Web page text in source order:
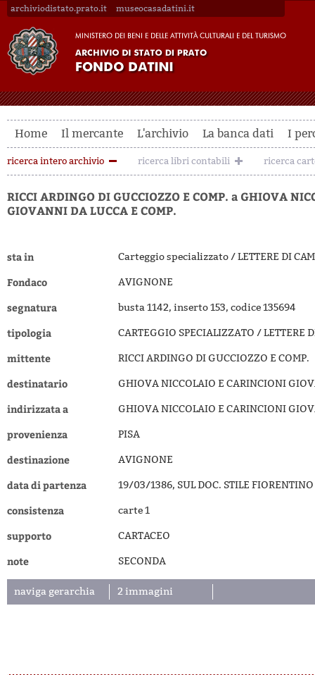
archiviodistato.prato.it museocasadatini.it
Home Il mercante L'archivio La banca dati I
ricerca intero archivio ricerca libri contabili ricerca
RICCI ARDINGO DI GUCCIOZZO E COMP. a GHIOVA
GIOVANNI DA LUCCA E COMP.
sta in Carteggio specializzato / LETTERE DI
Fondaco AVIGNONE
segnatura busta 1142, inserto 153, codice 135694
tipologia CARTEGGIO SPECIALIZZATO / LETTERE
mittente RICCI ARDINGO DI GUCCIOZZO E COMP.
destinatario GHIOVA NICCOLAIO E CARINCIONI
indirizzata a GHIOVA NICCOLAIO E CARINCIONI
provenienza PISA
destinazione AVIGNONE
data di partenza 19/03/1386, SUL DOC. STILE
consistenza carte 1
supporto CARTACEO
note SECONDA
naviga gerarchia 2 immagini